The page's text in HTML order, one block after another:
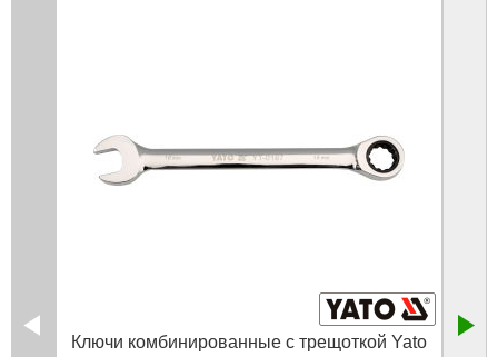
Ключи комбинированные с трещоткой Yato